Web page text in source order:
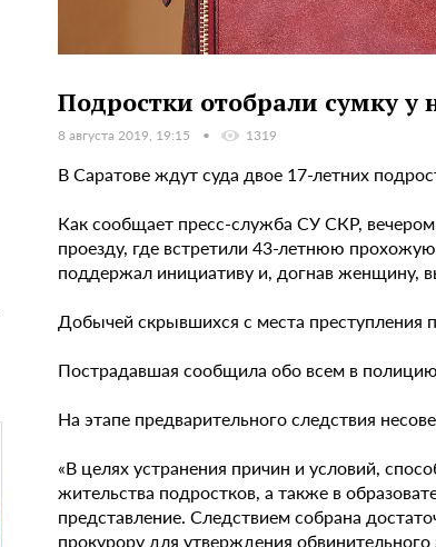
Подростки отобрали сумку у
8 августа 2019, 19:15 1319
В Саратове ждут суда двое 17-летних
Как сообщает пресс-служба СУ СКР,
проезду, где встретили 43-летнюю
поддержал инициативу и, догнав женщину,
Добычей скрывшихся с места преступления
Пострадавшая сообщила обо всем в
На этапе предварительного следствия
«В целях устранения причин и условий,
жительства подростков, а также в
представление. Следствием собрана
прокурору для утверждения